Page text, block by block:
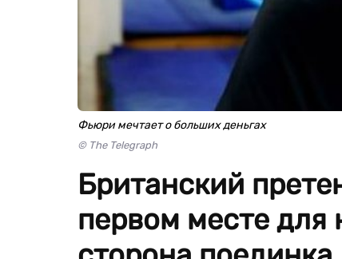
Фьюри мечтает о больших деньгах
© The Telegraph
Британский
первом месте для